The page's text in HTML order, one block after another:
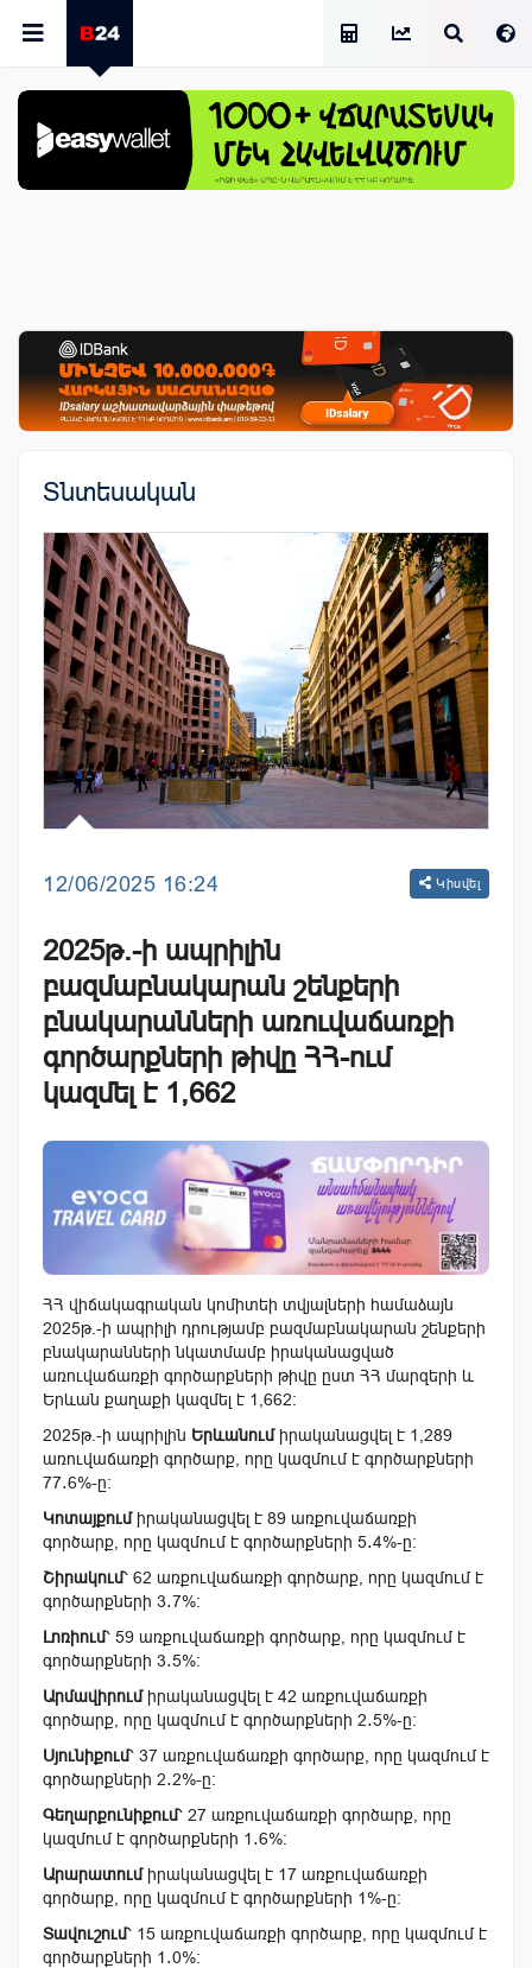
Տնտեսական
12/06/2025 16:24 Կիսվել
2025թ.-ի ապրիլին
բազմաբնակարան շենքերի
բնակարանների առուվաճառքի
գործարքների թիվը ՀՀ-ում
կազմել է 1,662
ՀՀ վիճակագրական կոմիտեի տվյալների համաձայն
2025թ.-ի ապրիլի դրությամբ բազմաբնակարան շենքերի
բնակարանների նկատմամբ իրականացված
առուվաճառքի գործարքների թիվը ըստ ՀՀ մարզերի և
Երևան քաղաքի կազմել է 1,662:
2025թ.-ի ապրիլին Երևանումիրականացվել է 1,289
առուվաճառքի գործարք, որը կազմում է գործարքների
77․6%-ը:
Կոտայքումիրականացվել է 89 առքուվաճառքի
գործարք, որը կազմում է գործարքների 5․4%-ը:
Շիրակում՝ 62 առքուվաճառքի գործարք, որը կազմում է
գործարքների 3․7%:
Լոռիում՝ 59 առքուվաճառքի գործարք, որը կազմում է
գործարքների 3․5%:
Արմավիրումիրականացվել է 42 առքուվաճառքի
գործարք, որը կազմում է գործարքների 2․5%-ը:
Սյունիքում՝ 37 առքուվաճառքի գործարք, որը կազմում է
գործարքների 2․2%-ը:
Գեղարքունիքում՝ 27 առքուվաճառքի գործարք, որը
կազմում է գործարքների 1․6%:
Արարատումիրականացվել է 17 առքուվաճառքի
գործարք, որը կազմում է գործարքների 1%-ը:
Տավուշում՝ 15 առքուվաճառքի գործարք, որը կազմում է
գործարքների 1․0%: